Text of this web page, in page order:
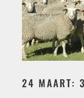
24 MAART: